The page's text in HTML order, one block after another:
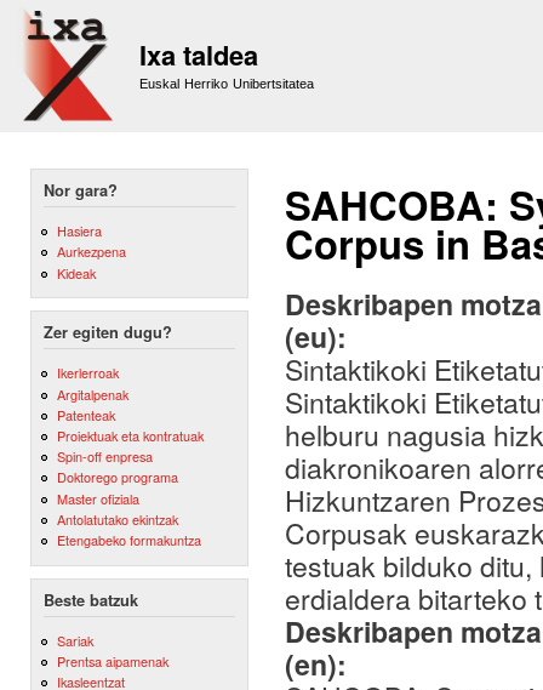
Ixa taldea
Euskal Herriko Unibertsitatea
Nor gara?
Hasiera
Aurkezpena
Kideak
Zer egiten dugu?
Ikerlerroak
Argitalpenak
Patenteak
Proiektuak eta kontratuak
Spin-off enpresa
Doktorego programa
Master ofiziala
Antolatutako ekintzak
Etengabeko formakuntza
Beste batzuk
Sariak
Prentsa aipamenak
Ikasleentzat
SAHCOBA:
Corpus in
Deskribapen
(eu):
Sintaktikoki
Sintaktikoki
helburu nagusia
diakronikoaren
Hizkuntzaren
Corpusak
testuak bilduko
erdialdera bitarteko
Deskribapen
(en):